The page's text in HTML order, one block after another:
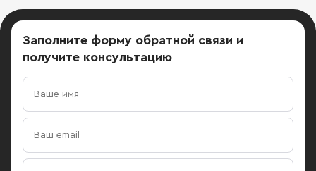
Заполните форму обратной связи и
получите консультацию